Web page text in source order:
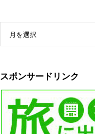
月を選択
スポンサードリンク